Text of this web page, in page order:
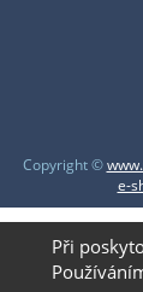
Copyright ©
e-
Při